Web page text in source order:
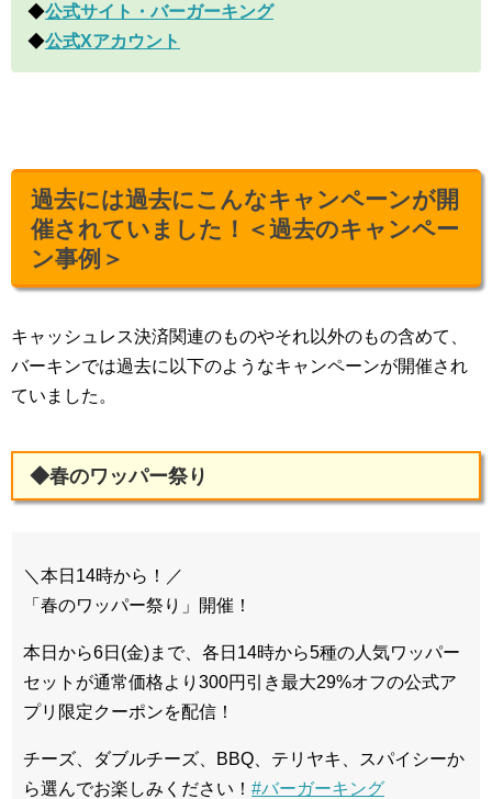
◆公式サイト・バーガーキング
◆公式Xアカウント
過去には過去にこんなキャンペーンが開
催されていました！＜過去のキャンペー
ン事例＞
キャッシュレス決済関連のものやそれ以外のもの含めて、
バーキンでは過去に以下のようなキャンペーンが開催され
ていました。
◆春のワッパー祭り
＼本日14時から！／
「春のワッパー祭り」開催！
本日から6日(金)まで、各日14時から5種の人気ワッパー
セットが通常価格より300円引き最大29%オフの公式ア
プリ限定クーポンを配信！
チーズ、ダブルチーズ、BBQ、テリヤキ、スパイシーか
ら選んでお楽しみください！ #バーガーキング